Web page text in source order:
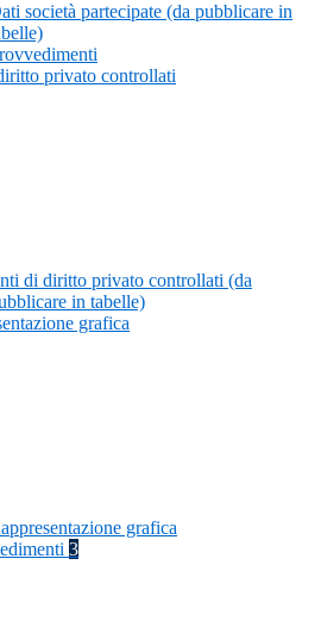
società partecipate (da pubblicare in
privato controllati
di diritto privato controllati (da
in tabelle)
grafica
grafica
3